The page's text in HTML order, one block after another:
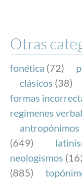
Otras
fonética (72)
clásicos (38)
formas
regímenes
antropónimos
(649)
neologismos
(885)